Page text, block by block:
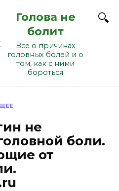
Голова не
болит
Все о причинах
головных болей и о
том, как с ними
бороться
не
боли.
от